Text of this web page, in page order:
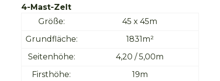
4-Mast-Zelt
Größe:
45 x 45m
Grundfläche:
1831m²
Seitenhöhe:
4,20 / 5,00m
Firsthöhe:
19m